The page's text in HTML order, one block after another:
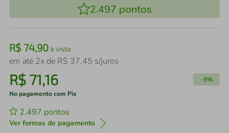
2.497 pontos
R$ 74,90à vista
em até 2x de R$ 37,45 s/juros
R$ 71,16 -5%
No pagamento com Pix
2.497 pontos
Ver formas de pagamento